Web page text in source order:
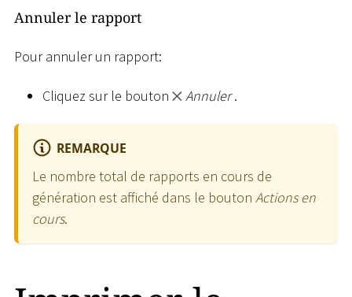
Annuler le rapport
Pour annuler un rapport:
Cliquez sur le bouton Annuler.
REMARQUE
Le nombre total de rapports en cours de
génération est affiché dans le bouton Actions en
cours.